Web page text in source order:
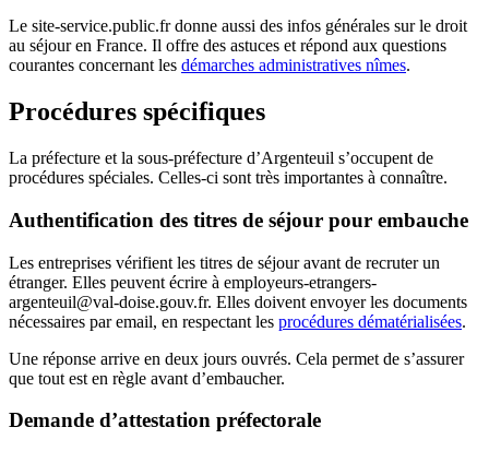
Le site-service.public.fr donne aussi des infos générales sur le droit
au séjour en France. Il offre des astuces et répond aux questions
courantes concernant les démarches administratives nîmes.
Procédures spécifiques
La préfecture et la sous-préfecture d’Argenteuil s’occupent de
procédures spéciales. Celles-ci sont très importantes à connaître.
Authentification des titres de séjour pour embauche
Les entreprises vérifient les titres de séjour avant de recruter un
étranger. Elles peuvent écrire à employeurs-etrangers-
argenteuil@val-doise.gouv.fr. Elles doivent envoyer les documents
nécessaires par email, en respectant les procédures dématérialisées.
Une réponse arrive en deux jours ouvrés. Cela permet de s’assurer
que tout est en règle avant d’embaucher.
Demande d’attestation préfectorale